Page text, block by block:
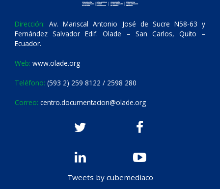
Dirección: Av. Mariscal Antonio José de Sucre N58-63 y
Fernández Salvador Edif. Olade – San Carlos, Quito –
Ecuador.
Web: www.olade.org
Teléfono: (593 2) 259 8122 / 2598 280
Correo: centro.documentacion@olade.org
Tweets by cubemediaco